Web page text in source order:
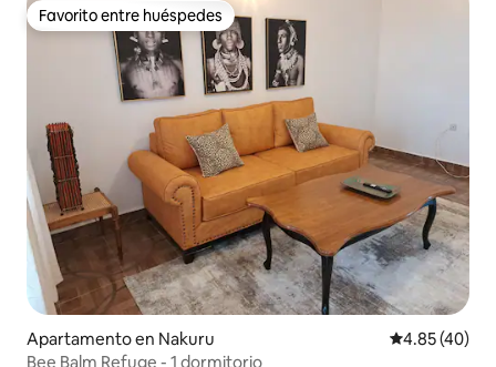
Favorito entre huéspedes
Favorito entre huéspedes
Apartamento en Nakuru Calificación
4.85 (40)
Bee Balm Refuge - 1 dormitorio